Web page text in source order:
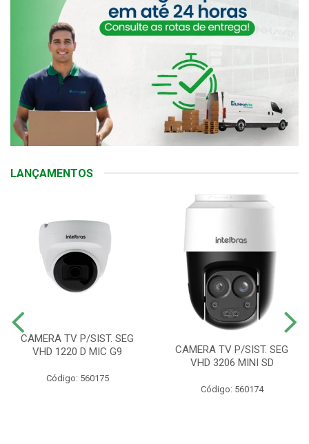
LANÇAMENTOS
CAMERA TV P/SIST. SEG
VHD 1220 D MIC G9
Código: 560175
CAMERA TV P/SIST. SEG
VHD 3206 MINI SD
Código: 560174